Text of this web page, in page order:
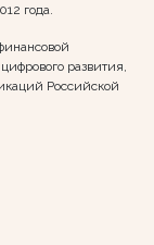
года.
развития,
Российской